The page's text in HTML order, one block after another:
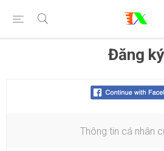
Đăng ký
Thông tin cá nhân